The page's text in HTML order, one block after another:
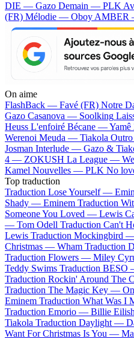
DIE — Gazo Demain — PLK
(FR) Mélodie — OboyAMBER
On aime
FlashBack — Favé (FR) Notre
Gazo Casanova — Soolking
Heuss L'enfoiré Bécane —Yamê
Werenoi Meuda — Tiakola
Josman Interlude — Gazo &
4 — ZOKUSH La League —
Kamel Nouvelles — PLK No
Top traduction
Traduction Lose Yourself —
Shady — Eminem Traduction
Someone You Loved — Lewis
— Tom Odell Traduction Can't
Lewis Traduction Mockingbird
Christmas — Wham Traduction
Traduction Flowers — Miley
Teddy Swims Traduction BESO
Traduction Rockin' Around The
Traduction The Magic Key —
Eminem Traduction What Was I
Traduction Emorio — Billie
Tiakola Traduction Daylight —
Want For Christmas Is You —